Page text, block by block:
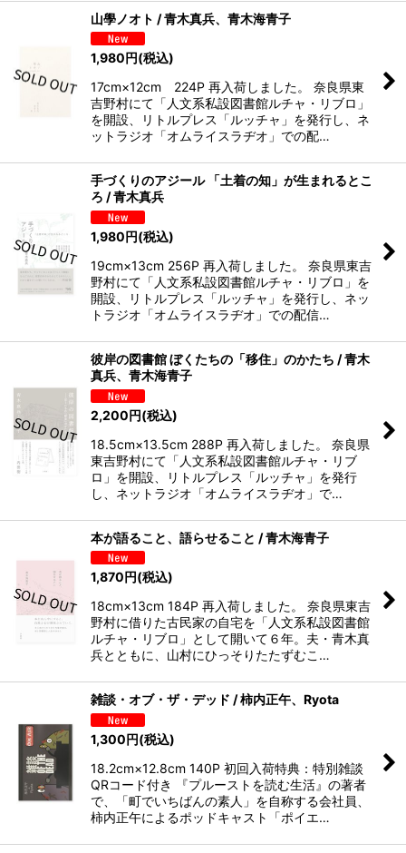
山學ノオト / 青木真兵、青木海青子
1,980円(税込)
17cm×12cm 224P 再入荷しました。 奈良県東
吉野村にて「人文系私設図書館ルチャ・リブロ」
を開設、リトルプレス「ルッチャ」を発行し、ネ
ットラジオ「オムライスラヂオ」での配…
手づくりのアジール 「土着の知」が生まれるとこ
ろ / 青木真兵
1,980円(税込)
19cm×13cm 256P 再入荷しました。 奈良県東吉
野村にて「人文系私設図書館ルチャ・リブロ」を
開設、リトルプレス「ルッチャ」を発行し、ネッ
トラジオ「オムライスラヂオ」での配信…
彼岸の図書館 ぼくたちの「移住」のかたち / 青木
真兵、青木海青子
2,200円(税込)
18.5cm×13.5cm 288P 再入荷しました。 奈良県
東吉野村にて「人文系私設図書館ルチャ・リブ
ロ」を開設、リトルプレス「ルッチャ」を発行
し、ネットラジオ「オムライスラヂオ」で…
本が語ること、語らせること / 青木海青子
1,870円(税込)
18cm×13cm 184P 再入荷しました。 奈良県東吉
野村に借りた古民家の自宅を「人文系私設図書館
ルチャ・リブロ」として開いて６年。夫・青木真
兵とともに、山村にひっそりたたずむこ…
雑談・オブ・ザ・デッド / 柿内正午、Ryota
1,300円(税込)
18.2cm×12.8cm 140P 初回入荷特典：特別雑談
QRコード付き 『プルーストを読む生活』の著者
で、「町でいちばんの素人」を自称する会社員、
柿内正午によるポッドキャスト「ポイエ…